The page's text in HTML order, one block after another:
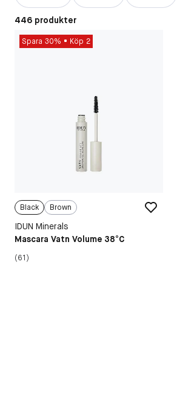
446 produkter
Spara 30% Köp 2
Black Brown
IDUN Minerals
Mascara Vatn Volume 38°C
(61)